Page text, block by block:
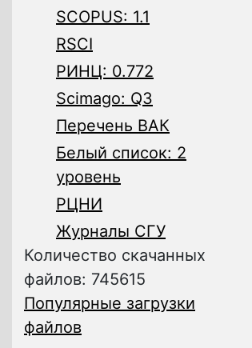
SCOPUS: 1.1
RSCI
РИНЦ: 0.772
Scimago: Q3
Перечень ВАК
Белый список: 2
уровень
РЦНИ
Журналы СГУ
Количество скачанных
файлов: 745615
Популярные загрузки
файлов